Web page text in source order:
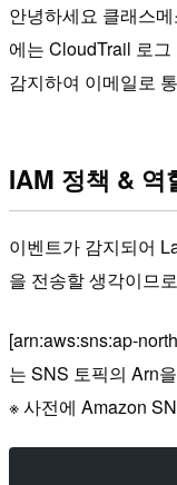
안녕하세요 클래스
에는 CloudTrail 로
감지하여 이메일로
IAM 정책 & 역
이벤트가 감지되어
을 전송할 생각이므
[arn:aws:sns:ap-
는 SNS 토픽의 Arn
※ 사전에 Amazon